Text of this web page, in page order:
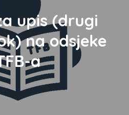
upis (drugi
na odsjeke
a